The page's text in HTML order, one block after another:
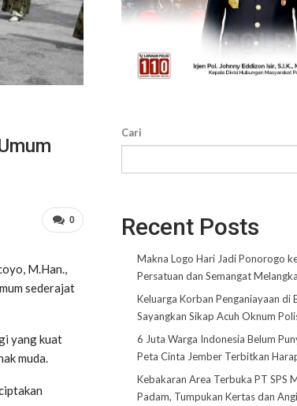
0
M.Han.,
sederajat
yang kuat
muda.
Cari
Recent Posts
Makna Logo Hari Jadi Ponorogo
Persatuan dan Semangat
Keluarga Korban Penganiayaan di
Sayangkan Sikap Acuh Oknum
6 Juta Warga Indonesia Belum
Peta Cinta Jember Terbitkan
Kebakaran Area Terbuka PT SPS
Padam, Tumpukan Kertas dan